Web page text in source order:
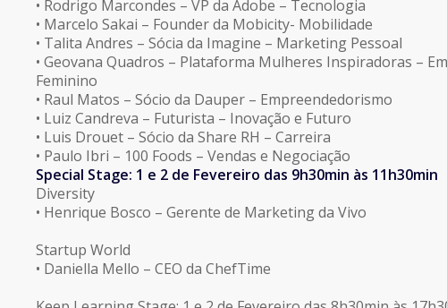
• Rodrigo Marcondes – VP da Adobe – Tecnologia
• Marcelo Sakai – Founder da Mobicity- Mobilidade
• Talita Andres – Sócia da Imagine – Marketing Pessoal
• Geovana Quadros – Plataforma Mulheres Inspiradoras –
Feminino
• Raul Matos – Sócio da Dauper – Empreendedorismo
• Luiz Candreva – Futurista – Inovação e Futuro
• Luis Drouet – Sócio da Share RH – Carreira
• Paulo Ibri – 100 Foods – Vendas e Negociação
Special Stage: 1 e 2 de Fevereiro das 9h30min às 11h30min
Diversity
• Henrique Bosco – Gerente de Marketing da Vivo
Startup World
• Daniella Mello – CEO da ChefTime